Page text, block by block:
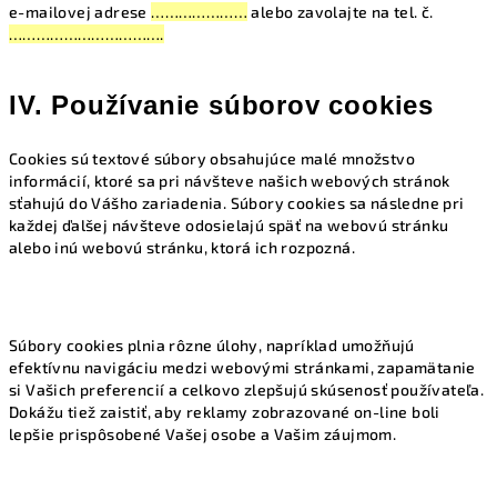
e-mailovej adrese ………………… alebo zavolajte na tel. č.
…………………………….
IV. Používanie súborov cookies
Cookies sú textové súbory obsahujúce malé množstvo
informácií, ktoré sa pri návšteve našich webových stránok
sťahujú do Vášho zariadenia. Súbory cookies sa následne pri
každej ďalšej návšteve odosielajú späť na webovú stránku
alebo inú webovú stránku, ktorá ich rozpozná.
Súbory cookies plnia rôzne úlohy, napríklad umožňujú
efektívnu navigáciu medzi webovými stránkami, zapamätanie
si Vašich preferencií a celkovo zlepšujú skúsenosť používateľa.
Dokážu tiež zaistiť, aby reklamy zobrazované on-line boli
lepšie prispôsobené Vašej osobe a Vašim záujmom.